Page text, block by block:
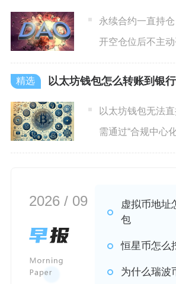
永续合约一直持
开空仓位后不主
约无到期交割的
以太坊钱包怎么转账到银
以太坊钱包无法
需通过“合规中心
变现，核心路径
2026 / 09
虚拟币地址
包
恒星币怎么
为什么瑞波